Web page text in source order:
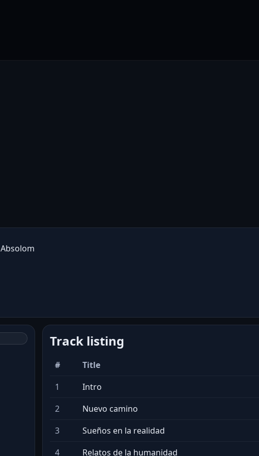
Absolom
Track listing
# Title
1
Intro
2
Nuevo camino
3
Sueños en la realidad
4
Relatos de la humanidad